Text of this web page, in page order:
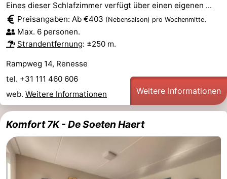
Eines dieser Schlafzimmer verfügt über einen eigenen ...
Preisangaben: Ab €403 (Nebensaison) pro Wochenmitte.
Max. 6 personen.
Strandentfernung: ±250 m.
Rampweg 14, Renesse
tel. +31 111 460 606
web. Weitere Informationen Weitere Informationen
Komfort 7K - De Soeten Haert